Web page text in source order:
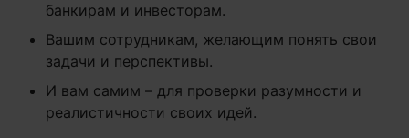
банкирам и инвесторам.
Вашим сотрудникам, желающим понять свои
задачи и перспективы.
И вам самим – для проверки разумности и
реалистичности своих идей.